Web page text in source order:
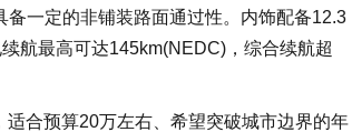
一定的非铺装路面通过性。内饰配备12.3
航最高可达145km(NEDC)，综合续航超
合预算20万左右、希望突破城市边界的年